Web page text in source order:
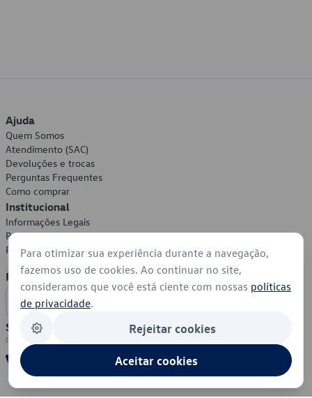
Ajuda
Quem Somos
Atendimento (SAC)
Devoluções e trocas
Perguntas Frequentes
Como comprar
Institucional
Informações Legais
Política de Privacidade
Política de Cookies
Formas de Pagamento
Segurança
Para otimizar sua experiência durante a navegação,
fazemos uso de cookies. Ao continuar no site,
consideramos que você está ciente com nossas políticas
de privacidade.
Rejeitar cookies
Aceitar cookies